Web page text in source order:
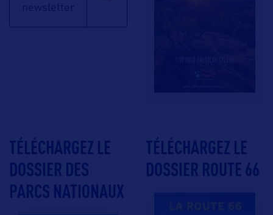
newsletter
TÉLÉCHARGEZ LE
DOSSIER DES
PARCS NATIONAUX
TÉLÉCHARGEZ LE
DOSSIER ROUTE 66